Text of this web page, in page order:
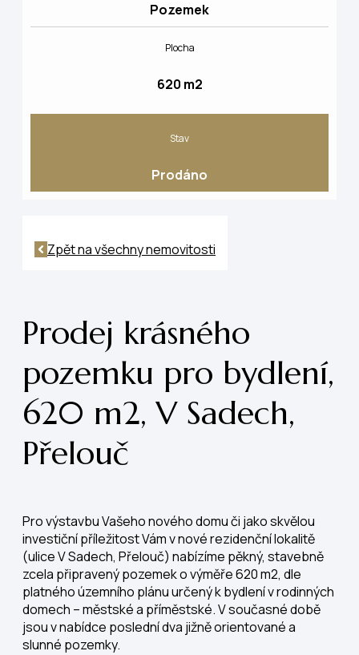
Pozemek
Plocha
620 m2
Stav
Prodáno
Zpět na všechny nemovitosti
Prodej krásného
pozemku pro bydlení,
620 m2, V Sadech,
Přelouč
Pro výstavbu Vašeho nového domu či jako skvělou
investiční příležitost Vám v nové rezidenční lokalitě
(ulice V Sadech, Přelouč) nabízíme pěkný, stavebně
zcela připravený pozemek o výměře 620 m2, dle
platného územního plánu určený k bydlení v rodinných
domech – městské a příměstské. V současné době
jsou v nabídce poslední dva jižně orientované a
slunné pozemky.